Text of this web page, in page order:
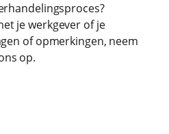
je werkgever of je
of opmerkingen, neem
op.